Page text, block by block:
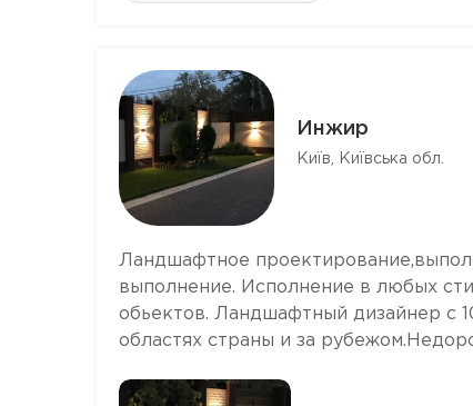
Инжир
Київ, Київська обл.
Ландшафтное
выполнение. Исполнение в любых
обьектов. Ландшафтный дизайнер с
областях страны и за